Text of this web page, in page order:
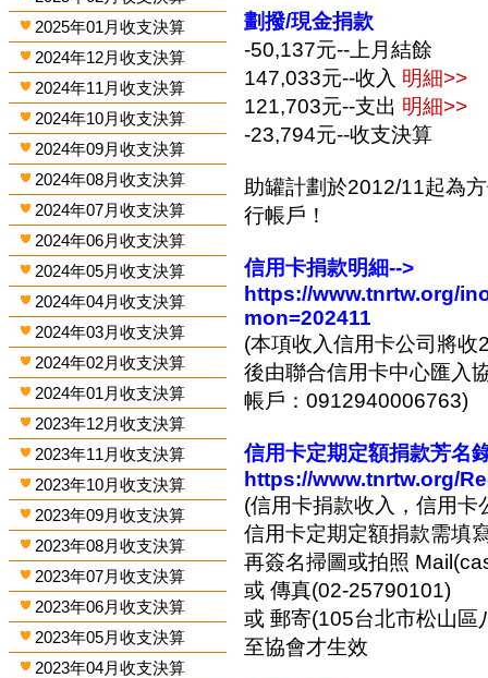
2025年01月收支決算
2024年12月收支決算
2024年11月收支決算
2024年10月收支決算
2024年09月收支決算
2024年08月收支決算
2024年07月收支決算
2024年06月收支決算
2024年05月收支決算
2024年04月收支決算
2024年03月收支決算
2024年02月收支決算
2024年01月收支決算
2023年12月收支決算
2023年11月收支決算
2023年10月收支決算
2023年09月收支決算
2023年08月收支決算
2023年07月收支決算
2023年06月收支決算
2023年05月收支決算
2023年04月收支決算
劃撥/現金捐款
-50,137元--上月結餘
147,033元--收入 明細>>
121,703元--支出 明細>>
-23,794元--收支決算
助罐計劃於2012/11起為
行帳戶！
信用卡捐款明細-->
https://www.tnrtw.org/
mon=202411
(本項收入信用卡公司將
後由聯合信用卡中心匯入
帳戶：0912940006763)
信用卡定期定額捐款芳名
https://www.tnrtw.org/
(信用卡捐款收入，信用
信用卡定期定額捐款需填
再簽名掃圖或拍照
或 傳真(02-25790101)
或 郵寄(105台北市松山
至協會才生效